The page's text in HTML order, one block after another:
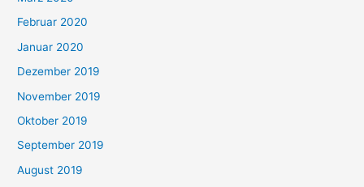
Februar 2020
Januar 2020
Dezember 2019
November 2019
Oktober 2019
September 2019
August 2019